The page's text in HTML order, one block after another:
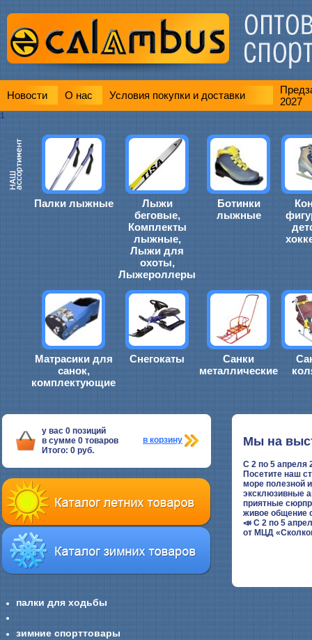
Новости О нас Условия покупки и доставки
2027
1
Палки лыжные
Лыжи
беговые,
Комплекты
лыжные,
Лыжи для
охоты,
Лыжероллеры
Ботинки
лыжные
Матрасики для
санок,
комплектующие
Снегокаты
Санки
металлические
у вас 0 позиций
в сумме 0 товаров
Итого: 0 руб.
в корзину
палки для ходьбы
зимние спорттовары
Мы на
С 2 по 5 апреля
Посетите наш
море полезной
эксклюзивные
приятные
живое общение
📣 С 2 по 5
от МЦД